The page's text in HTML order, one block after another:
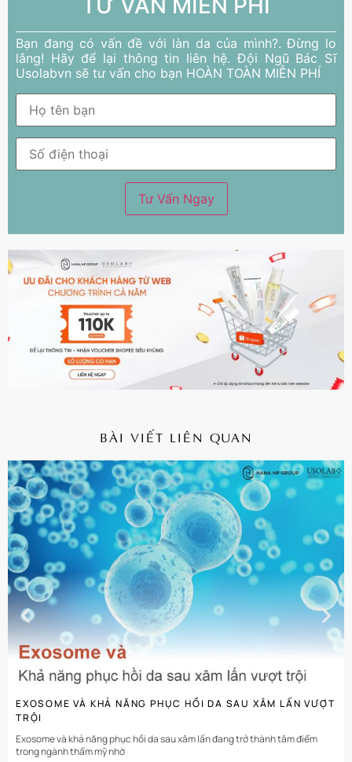
Bạn đang có vấn đề với làn da của mình?. Đừng lo
lắng! Hãy để lại thông tin liên hệ. Đội Ngũ Bác Sĩ
Usolabvn sẽ tư vấn cho bạn HOÀN TOÀN MIỄN PHÍ
BÀI VIẾT LIÊN QUAN
CHI TIẾT
EXOSOME VÀ KHẢ NĂNG PHỤC HỒI DA SAU XÂM LẤN VƯỢT
TRỘI
Exosome và khả năng phục hồi da sau xâm lấn đang trở thành tâm điểm
trong ngành thẩm mỹ nhờ